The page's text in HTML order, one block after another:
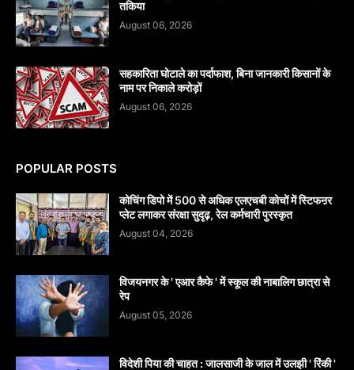
तकिया
August 06, 2026
सहकारिता घोटाले का पर्दाफाश, बिना जानकारी किसानों के
नाम पर निकाले करोड़ों
August 06, 2026
POPULAR POSTS
कोचिंग डिपो में 500 से अधिक एलएचबी कोचों में स्टिफऩर
प्लेट लगाकर संरक्षा सुदृढ़, रेल कर्मचारी पुरस्कृत
August 04, 2026
विजयनगर के ' एआर कैफे ' में स्कूल की नाबालिग छात्रा से
रेप
August 05, 2026
विदेशी पिया की चाहत : जालसाजी के जाल में उलझी ' रिंकी '